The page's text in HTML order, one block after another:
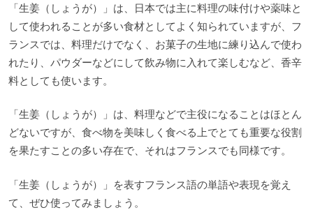
「生姜（しょうが）」は、日本では主に料理の味付けや薬味と
して使われることが多い食材としてよく知られていますが、フ
ランスでは、料理だけでなく、お菓子の生地に練り込んで使わ
れたり、パウダーなどにして飲み物に入れて楽しむなど、香辛
料としても使います。
「生姜（しょうが）」は、料理などで主役になることはほとん
どないですが、食べ物を美味しく食べる上でとても重要な役割
を果たすことの多い存在で、それはフランスでも同様です。
「生姜（しょうが）」を表すフランス語の単語や表現を覚え
て、ぜひ使ってみましょう。